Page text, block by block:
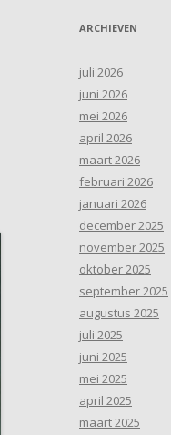
ARCHIEVEN
juli 2026
juni 2026
mei 2026
april 2026
maart 2026
februari 2026
januari 2026
december 2025
november 2025
oktober 2025
september 2025
augustus 2025
juli 2025
juni 2025
mei 2025
april 2025
maart 2025